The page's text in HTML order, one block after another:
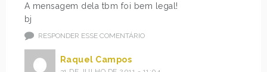
A mensagem dela tbm foi bem legal!
bj
RESPONDER ESSE COMENTÁRIO
Raquel Campos